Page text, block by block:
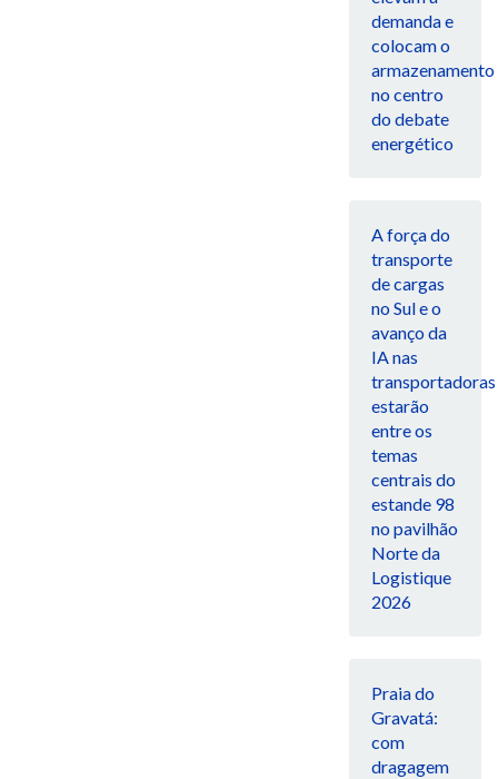
demanda e
colocam o
armazenamento
no centro
do debate
energético
A força do
transporte
de cargas
no Sul e o
avanço da
IA nas
transportadoras
estarão
entre os
temas
centrais do
estande 98
no pavilhão
Norte da
Logistique
2026
Praia do
Gravatá:
com
dragagem